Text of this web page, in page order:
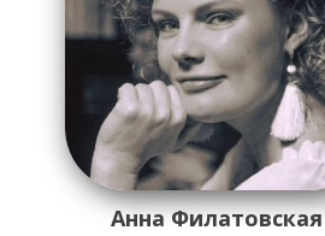
Анна Филатовская